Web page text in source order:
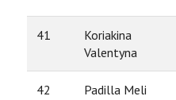
41
Koriakina
Valentyna
42 Padilla Meli